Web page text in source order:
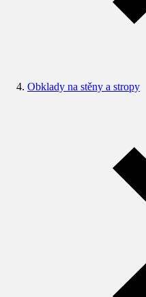
Obklady na stěny a stropy